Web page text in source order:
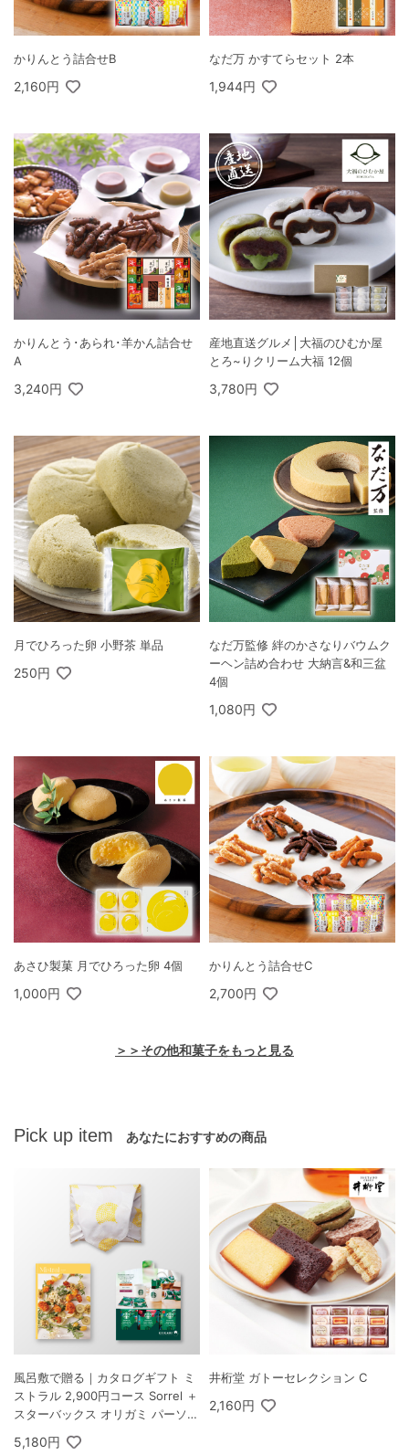
かりんとう詰合せB
2,160円
なだ万 かすてらセット 2本
1,944円
かりんとう･あられ･羊かん詰合せ
A
3,240円
産地直送グルメ│大福のひむか屋
とろ~りクリーム大福 12個
3,780円
月でひろった卵 小野茶 単品
250円
なだ万監修 絆のかさなりバウムク
ーヘン詰め合わせ 大納言&和三盆
4個
1,080円
あさひ製菓 月でひろった卵 4個
1,000円
かりんとう詰合せC
2,700円
＞＞その他和菓子をもっと見る
Pick up item あなたにおすすめの商品
風呂敷で贈る｜カタログギフト ミ
ストラル 2,900円コース Sorrel ＋
スターバックス オリガミ パーソナ
5,180円
井桁堂 ガトーセレクション C
2,160円